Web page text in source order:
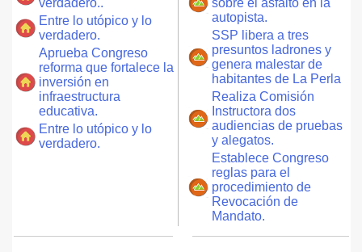
verdadero..
Entre lo utópico y lo
verdadero.
Aprueba Congreso
reforma que fortalece la
inversión en
infraestructura
educativa.
Entre lo utópico y lo
verdadero.
sobre el asfalto en la
autopista.
SSP libera a tres
presuntos ladrones y
genera malestar de
habitantes de La Perla
Realiza Comisión
Instructora dos
audiencias de pruebas
y alegatos.
Establece Congreso
reglas para el
procedimiento de
Revocación de
Mandato.